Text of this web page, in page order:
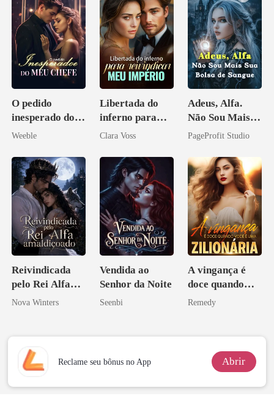
O pedido
inesperado do
meu chefe
Weeble
Libertada do
inferno para
reivindicar meu
Clara Voss
Adeus, Alfa.
Não Sou Mais
Sua Bolsa de
PageProfit Studio
Reivindicada
pelo Rei Alfa
amaldiçoado
Nova Winters
Vendida ao
Senhor da Noite
Seenbi
A vingança é
doce quando
você é uma
Remedy
Reclame seu bônus no App Abrir